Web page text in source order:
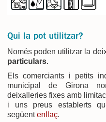
Qui la pot utilitzar?
Només poden utilitzar la
particulars.
Els comerciants i petits
municipal de Girona
deixalleries fixes amb
i uns preus establerts
següentenllaç.